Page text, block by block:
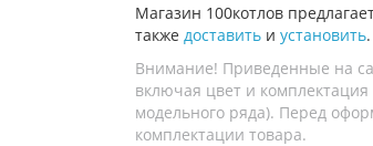
Магазин 100котлов
также доставить и установить
Внимание! Приведенные на
включая цвет и
модельного ряда). Перед
комплектации товара.